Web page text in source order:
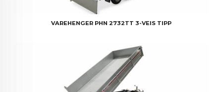
VAREHENGER PHN 2732TT 3-VEIS TIPP